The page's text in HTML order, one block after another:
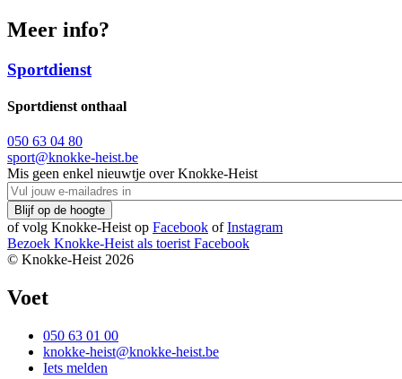
Meer info?
Sportdienst
Sportdienst onthaal
050 63 04 80
sport@knokke-heist.be
Mis geen enkel nieuwtje over Knokke-Heist
of volg Knokke-Heist op Facebook ofInstagram
Bezoek Knokke-Heist als toerist Facebook
© Knokke-Heist 2026
Voet
050 63 01 00
knokke-heist@knokke-heist.be
Iets melden